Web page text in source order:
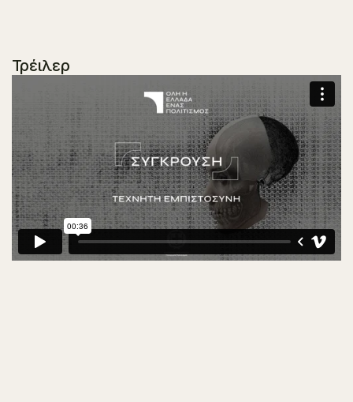
Τρέιλερ